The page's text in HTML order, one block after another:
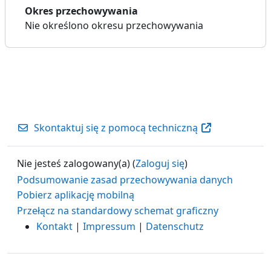
Okres przechowywania
Nie określono okresu przechowywania
Skontaktuj się z pomocą techniczną
Nie jesteś zalogowany(a) (Zaloguj się)
Podsumowanie zasad przechowywania danych
Pobierz aplikację mobilną
Przełącz na standardowy schemat graficzny
Kontakt | Impressum | Datenschutz